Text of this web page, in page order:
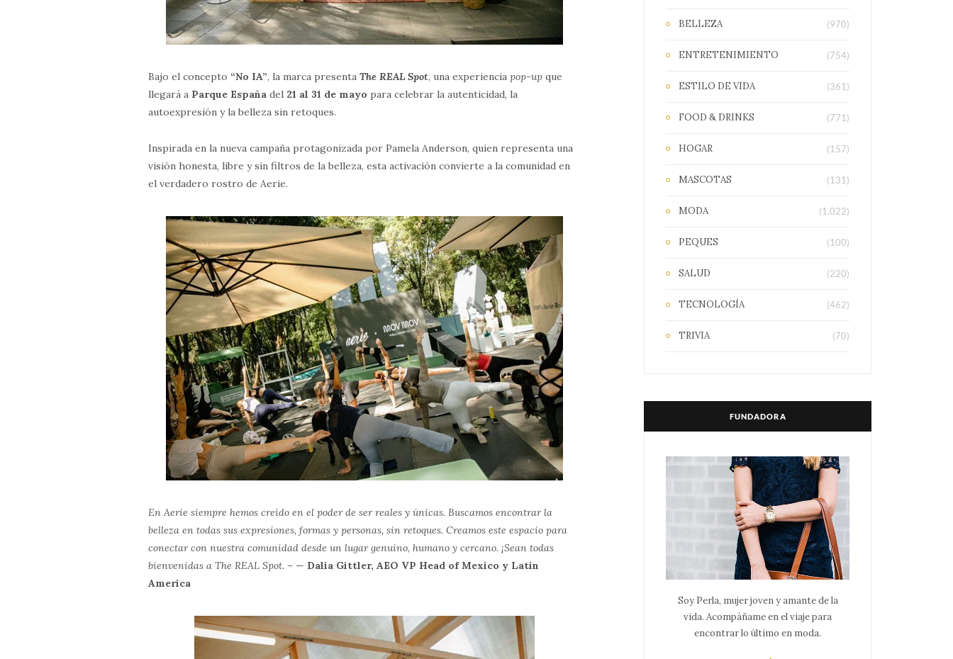
Bajo el concepto “No IA”, la marca presentaThe REAL Spot, una experiencia pop-up que
llegará a Parque España del 21 al 31 de mayo para celebrar la autenticidad, la
autoexpresión y la belleza sin retoques.
Inspirada en la nueva campaña protagonizada por Pamela Anderson, quien representa una
visión honesta, libre y sin filtros de la belleza, esta activación convierte a la comunidad en
el verdadero rostro de Aerie.
En Aerie siempre hemos creído en el poder de ser reales y únicas. Buscamos encontrar la
belleza en todas sus expresiones, formas y personas, sin retoques. Creamos este espacio para
conectar con nuestra comunidad desde un lugar genuino, humano y cercano. ¡Sean todas
bienvenidas a The REAL Spot. – — Dalia Gittler, AEO VP Head of Mexico y Latin
America
BELLEZA (970)
ENTRETENIMIENTO (754)
ESTILO DE VIDA (361)
FOOD & DRINKS (771)
HOGAR (157)
MASCOTAS (131)
MODA (1.022)
PEQUES (100)
SALUD (220)
TECNOLOGÍA (462)
TRIVIA (70)
FUNDADORA
Soy Perla, mujer joven y amante de la
vida. Acompáñame en el viaje para
encontrar lo último en moda.